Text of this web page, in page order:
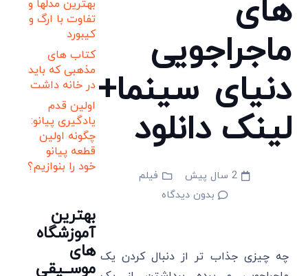
های
ماجراجویی
دنیای سینما+
لینک دانلود
2 سال پیش
فیلم
بدون دیدگاه
چه چیزی جذاب تر از دنبال کردن یک
بهترین مدلها و
تفاوت با ارگ و
کیبورد
کتاب های
مذهبی که باید
در خانه داشت
اولین قدم
یادگیری پیانو:
چگونه اولین
قطعه پیانو
خود را بنوازیم؟
بهترین
آموزشگاه
های
موســیقی